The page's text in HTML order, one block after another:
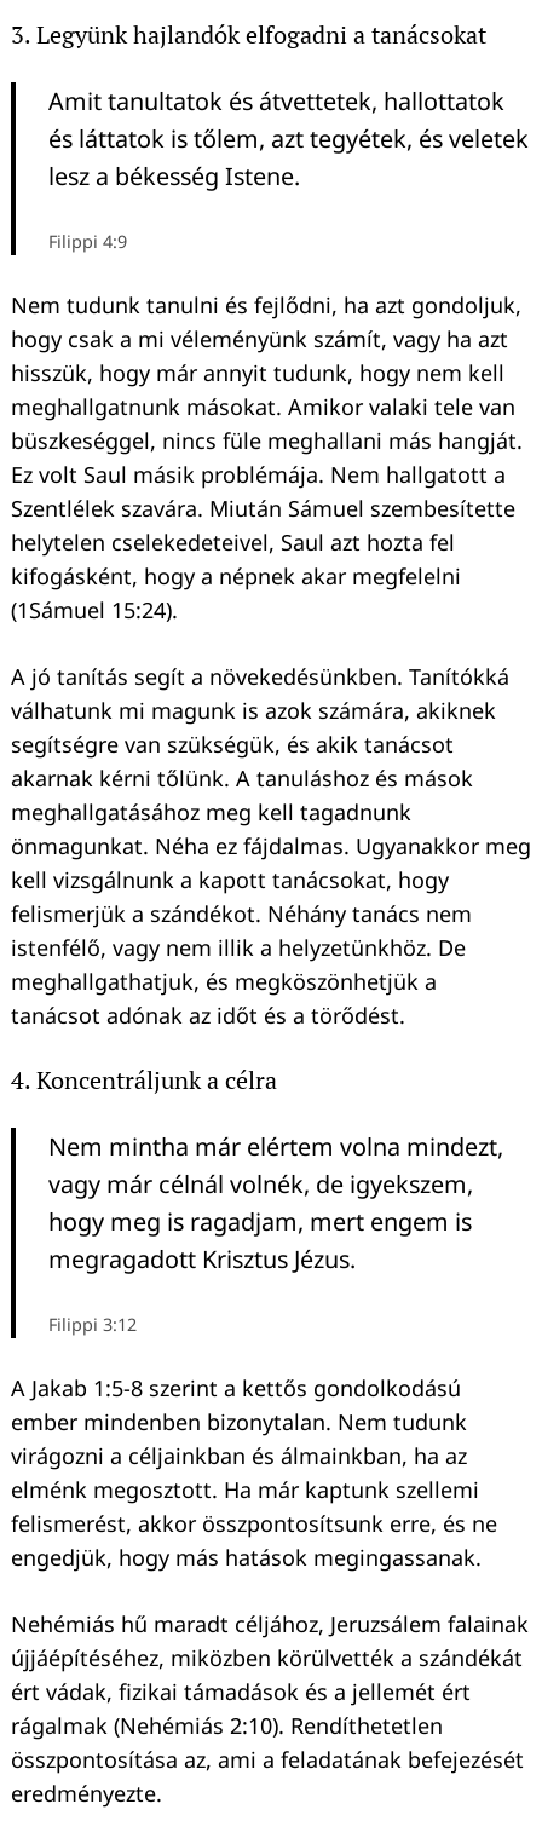
3. Legyünk hajlandók elfogadni a tanácsokat
Amit tanultatok és átvettetek, hallottatok
és láttatok is tőlem, azt tegyétek, és veletek
lesz a békesség Istene.
Filippi 4:9
Nem tudunk tanulni és fejlődni, ha azt gondoljuk,
hogy csak a mi véleményünk számít, vagy ha azt
hisszük, hogy már annyit tudunk, hogy nem kell
meghallgatnunk másokat. Amikor valaki tele van
büszkeséggel, nincs füle meghallani más hangját.
Ez volt Saul másik problémája. Nem hallgatott a
Szentlélek szavára. Miután Sámuel szembesítette
helytelen cselekedeteivel, Saul azt hozta fel
kifogásként, hogy a népnek akar megfelelni
(1Sámuel 15:24).
A jó tanítás segít a növekedésünkben. Tanítókká
válhatunk mi magunk is azok számára, akiknek
segítségre van szükségük, és akik tanácsot
akarnak kérni tőlünk. A tanuláshoz és mások
meghallgatásához meg kell tagadnunk
önmagunkat. Néha ez fájdalmas. Ugyanakkor meg
kell vizsgálnunk a kapott tanácsokat, hogy
felismerjük a szándékot. Néhány tanács nem
istenfélő, vagy nem illik a helyzetünkhöz. De
meghallgathatjuk, és megköszönhetjük a
tanácsot adónak az időt és a törődést.
4. Koncentráljunk a célra
Nem mintha már elértem volna mindezt,
vagy már célnál volnék, de igyekszem,
hogy meg is ragadjam, mert engem is
megragadott Krisztus Jézus.
Filippi 3:12
A Jakab 1:5-8 szerint a kettős gondolkodású
ember mindenben bizonytalan. Nem tudunk
virágozni a céljainkban és álmainkban, ha az
elménk megosztott. Ha már kaptunk szellemi
felismerést, akkor összpontosítsunk erre, és ne
engedjük, hogy más hatások megingassanak.
Nehémiás hű maradt céljához, Jeruzsálem falainak
újjáépítéséhez, miközben körülvették a szándékát
ért vádak, fizikai támadások és a jellemét ért
rágalmak (Nehémiás 2:10). Rendíthetetlen
összpontosítása az, ami a feladatának befejezését
eredményezte.
Keresés: